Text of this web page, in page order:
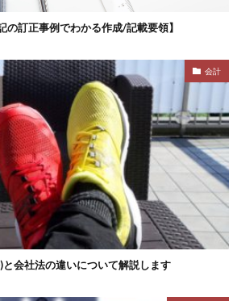
の訂正事例でわかる作成/記載要領】
会計
会社法の違いについて解説します